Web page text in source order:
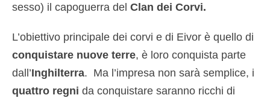
sesso) il capoguerra del Clan dei Corvi.
L’obiettivo principale dei corvi e di Eivor è quello di
conquistare nuove terre, è loro conquista parte
dall’Inghilterra. Ma l’impresa non sarà semplice, i
quattro regni da conquistare saranno ricchi di